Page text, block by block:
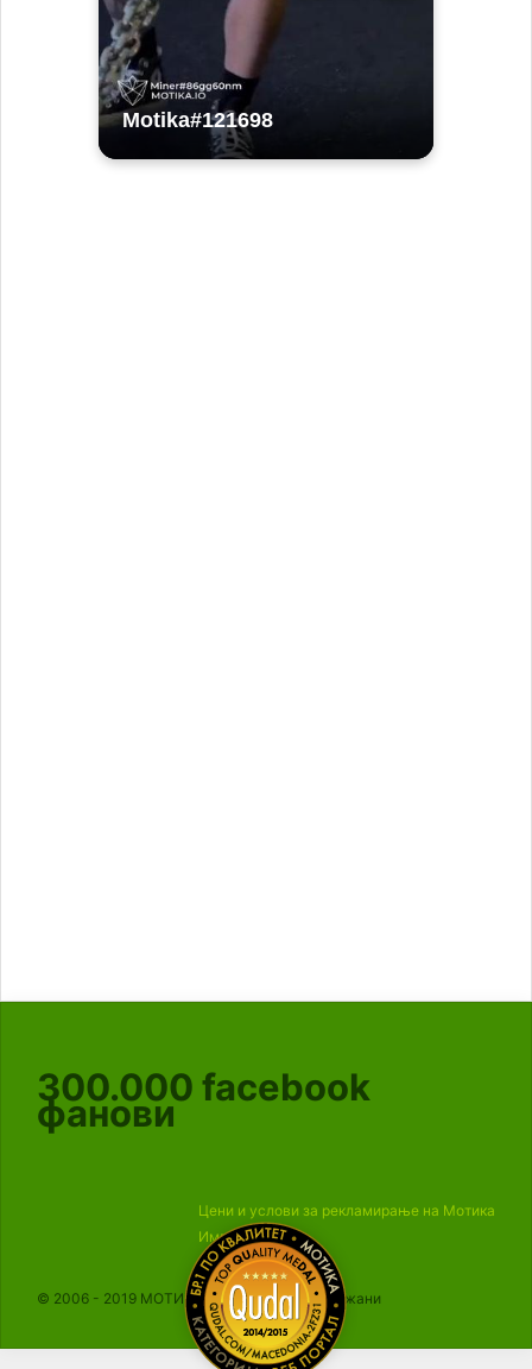
300.000 facebook
фанови
Цени и услови за рекламирање на Мотика
Импресум
© 2006 - 2019 МОТИКА, Сите права се задржани